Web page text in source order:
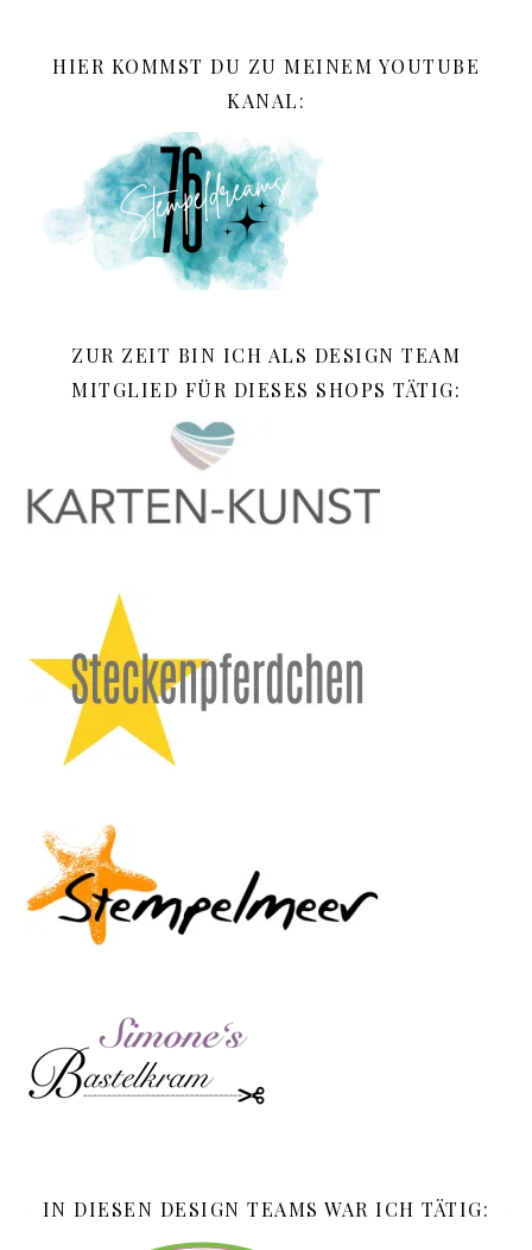
HIER KOMMST DU ZU MEINEM YOUTUBE
KANAL:
ZUR ZEIT BIN ICH ALS DESIGN TEAM
MITGLIED FÜR DIESES SHOPS TÄTIG:
IN DIESEN DESIGN TEAMS WAR ICH TÄTIG: